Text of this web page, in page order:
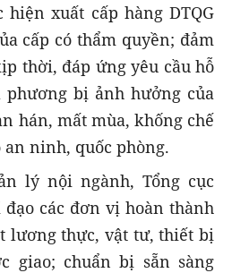
hiện xuất cấp hàng DTQG
cấp có thẩm quyền; đảm
thời, đáp ứng yêu cầu hỗ
bị ảnh hưởng của
hán, mất mùa, khống chế
ninh, quốc phòng.
lý nội ngành, Tổng cục
các đơn vị hoàn thành
lương thực, vật tư, thiết bị
giao; chuẩn bị sẵn sàng